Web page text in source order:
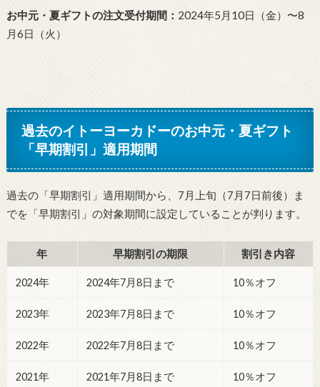
お中元・夏ギフトの注文受付期間： 2024年5月10日（金）〜8
月6日（火）
過去のイトーヨーカドーのお中元・夏ギフト
「早期割引」適用期間
過去の「早期割引」適用期間から、7月上旬（7月7日前後）ま
でを「早期割引」の対象期間に設定していることが判ります。
年 早期割引の期限 割引き内容
2024年 2024年7月8日まで 10％オフ
2023年 2023年7月8日まで 10％オフ
2022年 2022年7月8日まで 10％オフ
2021年 2021年7月8日まで 10％オフ